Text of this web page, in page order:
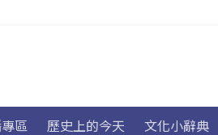
區 歷史上的今天 文化小辭典